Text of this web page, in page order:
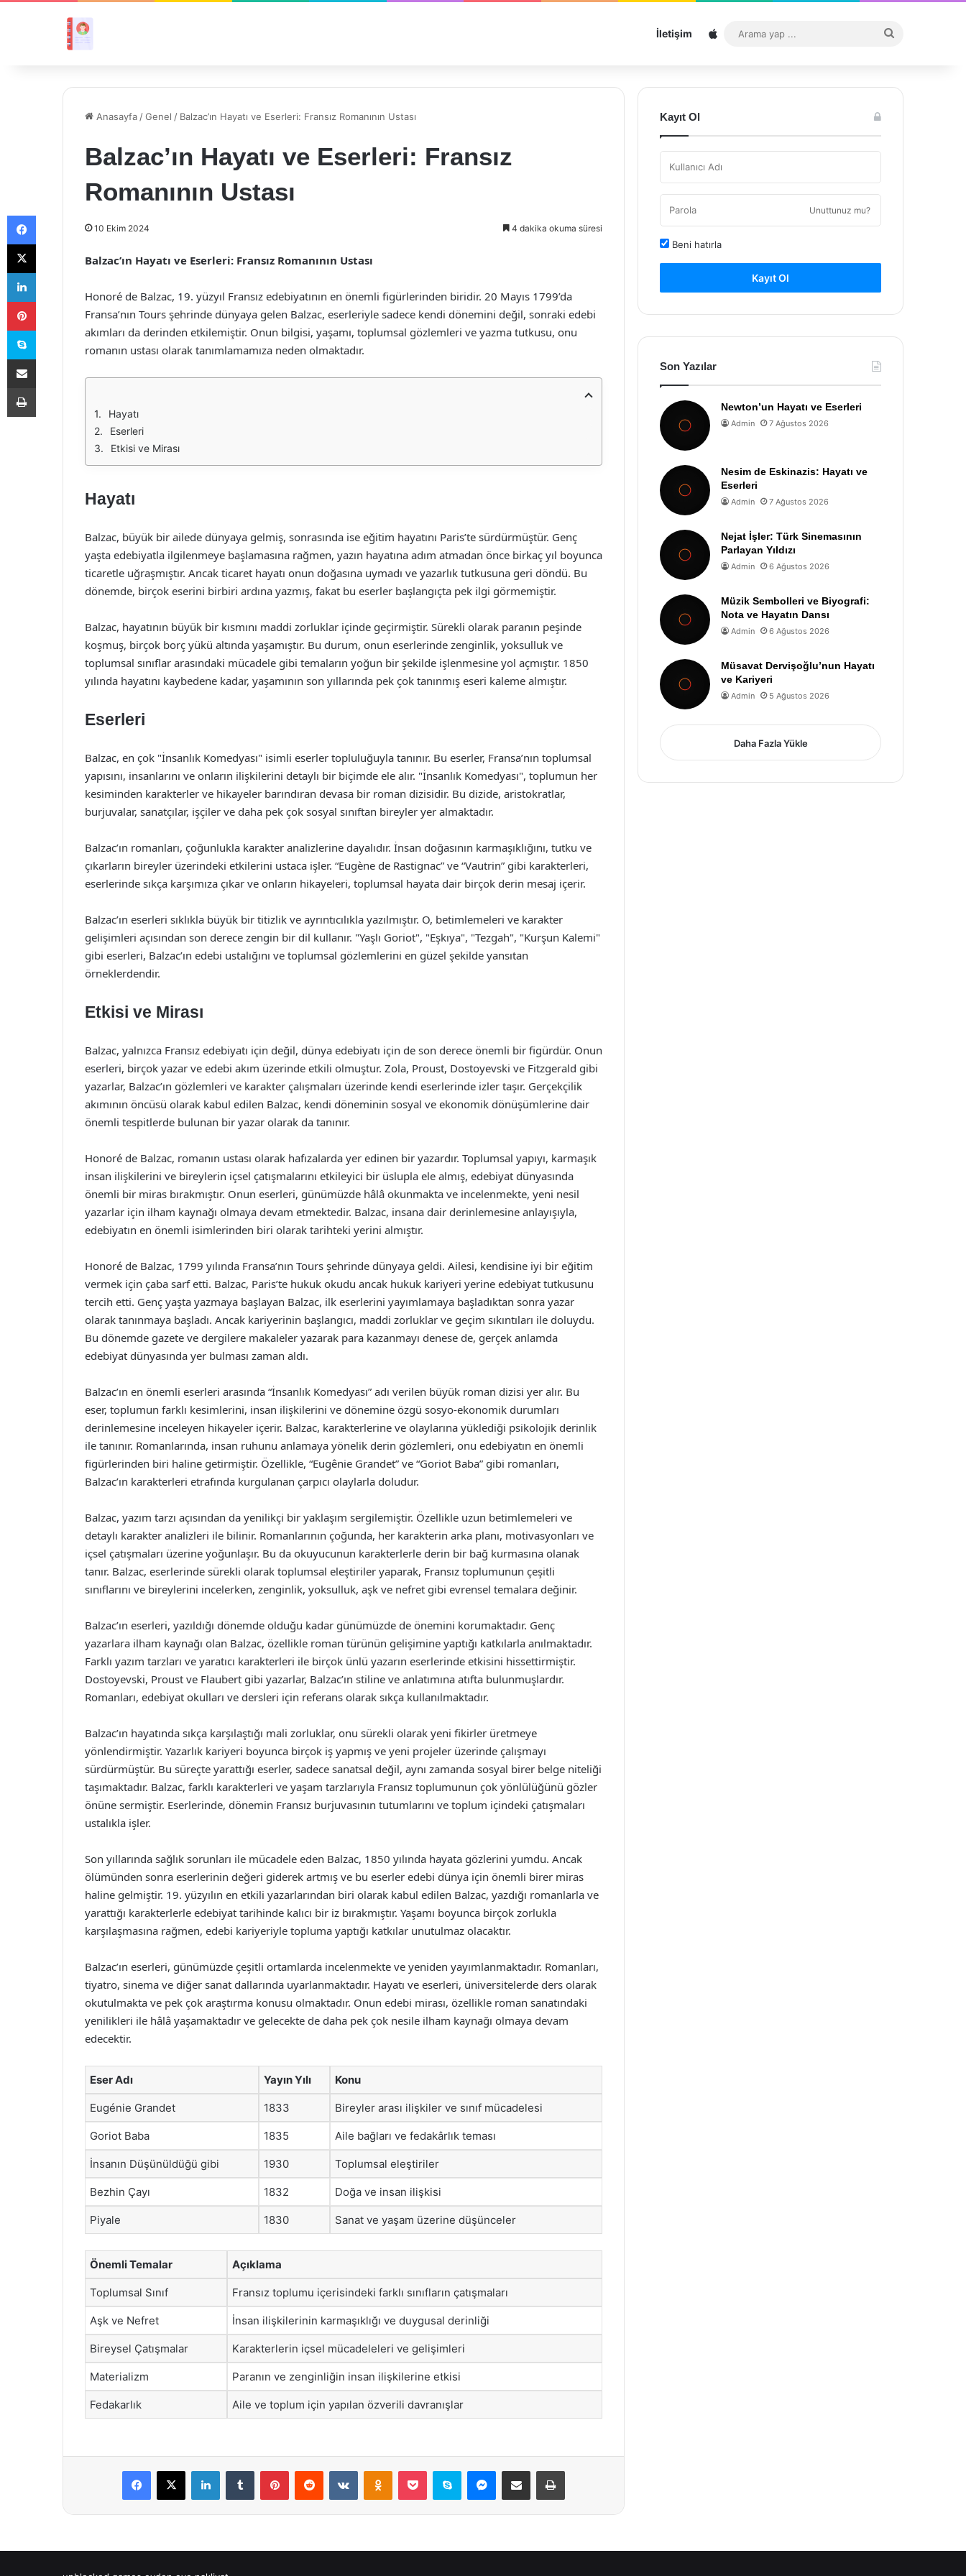
İletişim Sitemap
...
Anasayfa /Genel / Balzac’ın Hayatı ve Eserleri: Fransız Romanının Ustası
Balzac’ın Hayatı ve Eserleri: Fransız
Romanının Ustası
10 Ekim 2024 4 dakika okuma süresi
Balzac’ın Hayatı ve Eserleri: Fransız Romanının Ustası
Honoré de Balzac, 19. yüzyıl Fransız edebiyatının en önemli figürlerinden biridir. 20 Mayıs 1799’da
Fransa’nın Tours şehrinde dünyaya gelen Balzac, eserleriyle sadece kendi dönemini değil, sonraki edebi
akımları da derinden etkilemiştir. Onun bilgisi, yaşamı, toplumsal gözlemleri ve yazma tutkusu, onu
romanın ustası olarak tanımlamamıza neden olmaktadır.
Hayatı
Eserleri
Etkisi ve Mirası
Hayatı
Balzac, büyük bir ailede dünyaya gelmiş, sonrasında ise eğitim hayatını Paris’te sürdürmüştür. Genç
yaşta edebiyatla ilgilenmeye başlamasına rağmen, yazın hayatına adım atmadan önce birkaç yıl boyunca
ticaretle uğraşmıştır. Ancak ticaret hayatı onun doğasına uymadı ve yazarlık tutkusuna geri döndü. Bu
dönemde, birçok eserini birbiri ardına yazmış, fakat bu eserler başlangıçta pek ilgi görmemiştir.
Balzac, hayatının büyük bir kısmını maddi zorluklar içinde geçirmiştir. Sürekli olarak paranın peşinde
koşmuş, birçok borç yükü altında yaşamıştır. Bu durum, onun eserlerinde zenginlik, yoksulluk ve
toplumsal sınıflar arasındaki mücadele gibi temaların yoğun bir şekilde işlenmesine yol açmıştır. 1850
yılında hayatını kaybedene kadar, yaşamının son yıllarında pek çok tanınmış eseri kaleme almıştır.
Eserleri
Balzac, en çok "İnsanlık Komedyası" isimli eserler topluluğuyla tanınır. Bu eserler, Fransa’nın toplumsal
yapısını, insanlarını ve onların ilişkilerini detaylı bir biçimde ele alır. "İnsanlık Komedyası", toplumun her
kesiminden karakterler ve hikayeler barındıran devasa bir roman dizisidir. Bu dizide, aristokratlar,
burjuvalar, sanatçılar, işçiler ve daha pek çok sosyal sınıftan bireyler yer almaktadır.
Balzac’ın romanları, çoğunlukla karakter analizlerine dayalıdır. İnsan doğasının karmaşıklığını, tutku ve
çıkarların bireyler üzerindeki etkilerini ustaca işler. “Eugène de Rastignac” ve “Vautrin” gibi karakterleri,
eserlerinde sıkça karşımıza çıkar ve onların hikayeleri, toplumsal hayata dair birçok derin mesaj içerir.
Balzac’ın eserleri sıklıkla büyük bir titizlik ve ayrıntıcılıkla yazılmıştır. O, betimlemeleri ve karakter
gelişimleri açısından son derece zengin bir dil kullanır. "Yaşlı Goriot", "Eşkıya", "Tezgah", "Kurşun Kalemi"
gibi eserleri, Balzac’ın edebi ustalığını ve toplumsal gözlemlerini en güzel şekilde yansıtan
örneklerdendir.
Etkisi ve Mirası
Balzac, yalnızca Fransız edebiyatı için değil, dünya edebiyatı için de son derece önemli bir figürdür. Onun
eserleri, birçok yazar ve edebi akım üzerinde etkili olmuştur. Zola, Proust, Dostoyevski ve Fitzgerald gibi
yazarlar, Balzac’ın gözlemleri ve karakter çalışmaları üzerinde kendi eserlerinde izler taşır. Gerçekçilik
akımının öncüsü olarak kabul edilen Balzac, kendi döneminin sosyal ve ekonomik dönüşümlerine dair
önemli tespitlerde bulunan bir yazar olarak da tanınır.
Honoré de Balzac, romanın ustası olarak hafızalarda yer edinen bir yazardır. Toplumsal yapıyı, karmaşık
insan ilişkilerini ve bireylerin içsel çatışmalarını etkileyici bir üslupla ele almış, edebiyat dünyasında
önemli bir miras bırakmıştır. Onun eserleri, günümüzde hâlâ okunmakta ve incelenmekte, yeni nesil
yazarlar için ilham kaynağı olmaya devam etmektedir. Balzac, insana dair derinlemesine anlayışıyla,
edebiyatın en önemli isimlerinden biri olarak tarihteki yerini almıştır.
Honoré de Balzac, 1799 yılında Fransa’nın Tours şehrinde dünyaya geldi. Ailesi, kendisine iyi bir eğitim
vermek için çaba sarf etti. Balzac, Paris’te hukuk okudu ancak hukuk kariyeri yerine edebiyat tutkusunu
tercih etti. Genç yaşta yazmaya başlayan Balzac, ilk eserlerini yayımlamaya başladıktan sonra yazar
olarak tanınmaya başladı. Ancak kariyerinin başlangıcı, maddi zorluklar ve geçim sıkıntıları ile doluydu.
Bu dönemde gazete ve dergilere makaleler yazarak para kazanmayı denese de, gerçek anlamda
edebiyat dünyasında yer bulması zaman aldı.
Balzac’ın en önemli eserleri arasında “İnsanlık Komedyası” adı verilen büyük roman dizisi yer alır. Bu
eser, toplumun farklı kesimlerini, insan ilişkilerini ve dönemine özgü sosyo-ekonomik durumları
derinlemesine inceleyen hikayeler içerir. Balzac, karakterlerine ve olaylarına yüklediği psikolojik derinlik
ile tanınır. Romanlarında, insan ruhunu anlamaya yönelik derin gözlemleri, onu edebiyatın en önemli
figürlerinden biri haline getirmiştir. Özellikle, “Eugênie Grandet” ve “Goriot Baba” gibi romanları,
Balzac’ın karakterleri etrafında kurgulanan çarpıcı olaylarla doludur.
Balzac, yazım tarzı açısından da yenilikçi bir yaklaşım sergilemiştir. Özellikle uzun betimlemeleri ve
detaylı karakter analizleri ile bilinir. Romanlarının çoğunda, her karakterin arka planı, motivasyonları ve
içsel çatışmaları üzerine yoğunlaşır. Bu da okuyucunun karakterlerle derin bir bağ kurmasına olanak
tanır. Balzac, eserlerinde sürekli olarak toplumsal eleştiriler yaparak, Fransız toplumunun çeşitli
sınıflarını ve bireylerini incelerken, zenginlik, yoksulluk, aşk ve nefret gibi evrensel temalara değinir.
Balzac’ın eserleri, yazıldığı dönemde olduğu kadar günümüzde de önemini korumaktadır. Genç
yazarlara ilham kaynağı olan Balzac, özellikle roman türünün gelişimine yaptığı katkılarla anılmaktadır.
Farklı yazım tarzları ve yaratıcı karakterleri ile birçok ünlü yazarın eserlerinde etkisini hissettirmiştir.
Dostoyevski, Proust ve Flaubert gibi yazarlar, Balzac’ın stiline ve anlatımına atıfta bulunmuşlardır.
Romanları, edebiyat okulları ve dersleri için referans olarak sıkça kullanılmaktadır.
Balzac’ın hayatında sıkça karşılaştığı mali zorluklar, onu sürekli olarak yeni fikirler üretmeye
yönlendirmiştir. Yazarlık kariyeri boyunca birçok iş yapmış ve yeni projeler üzerinde çalışmayı
sürdürmüştür. Bu süreçte yarattığı eserler, sadece sanatsal değil, aynı zamanda sosyal birer belge niteliği
taşımaktadır. Balzac, farklı karakterleri ve yaşam tarzlarıyla Fransız toplumunun çok yönlülüğünü gözler
önüne sermiştir. Eserlerinde, dönemin Fransız burjuvasının tutumlarını ve toplum içindeki çatışmaları
ustalıkla işler.
Son yıllarında sağlık sorunları ile mücadele eden Balzac, 1850 yılında hayata gözlerini yumdu. Ancak
ölümünden sonra eserlerinin değeri giderek artmış ve bu eserler edebi dünya için önemli birer miras
haline gelmiştir. 19. yüzyılın en etkili yazarlarından biri olarak kabul edilen Balzac, yazdığı romanlarla ve
yarattığı karakterlerle edebiyat tarihinde kalıcı bir iz bırakmıştır. Yaşamı boyunca birçok zorlukla
karşılaşmasına rağmen, edebi kariyeriyle topluma yaptığı katkılar unutulmaz olacaktır.
Balzac’ın eserleri, günümüzde çeşitli ortamlarda incelenmekte ve yeniden yayımlanmaktadır. Romanları,
tiyatro, sinema ve diğer sanat dallarında uyarlanmaktadır. Hayatı ve eserleri, üniversitelerde ders olarak
okutulmakta ve pek çok araştırma konusu olmaktadır. Onun edebi mirası, özellikle roman sanatındaki
yenilikleri ile hâlâ yaşamaktadır ve gelecekte de daha pek çok nesile ilham kaynağı olmaya devam
edecektir.
Eser Adı Yayın Yılı Konu
Eugénie Grandet 1833 Bireyler arası ilişkiler ve sınıf mücadelesi
Goriot Baba 1835 Aile bağları ve fedakârlık teması
İnsanın Düşünüldüğü gibi 1930 Toplumsal eleştiriler
Bezhin Çayı 1832 Doğa ve insan ilişkisi
Piyale 1830 Sanat ve yaşam üzerine düşünceler
Önemli Temalar Açıklama
Toplumsal Sınıf Fransız toplumu içerisindeki farklı sınıfların çatışmaları
Aşk ve Nefret İnsan ilişkilerinin karmaşıklığı ve duygusal derinliği
Bireysel Çatışmalar Karakterlerin içsel mücadeleleri ve gelişimleri
Materializm Paranın ve zenginliğin insan ilişkilerine etkisi
Fedakarlık Aile ve toplum için yapılan özverili davranışlar
Facebook
X LinkedInTumblr PinterestReddit VKontakteOdnoklassniki
Pocket Skype Messenger
E-Posta ile paylaş Yazdır
Kayıt Ol
Unuttunuz mu?
Beni hatırla
Kayıt Ol
Son Yazılar
Newton’un Hayatı ve Eserleri
Admin 7 Ağustos 2026
Nesim de Eskinazis: Hayatı ve
Eserleri
Admin 7 Ağustos 2026
Nejat İşler: Türk Sinemasının
Parlayan Yıldızı
Admin 6 Ağustos 2026
Müzik Sembolleri ve Biyografi:
Nota ve Hayatın Dansı
Admin 6 Ağustos 2026
Müsavat Dervişoğlu’nun Hayatı
ve Kariyeri
Admin 5 Ağustos 2026
Daha Fazla Yükle
Facebook
X
LinkedIn
Pinterest
Skype
E-Posta ile paylaş